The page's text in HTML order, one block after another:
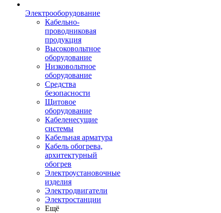
Электрооборудование
Кабельно-
проводниковая
продукция
Высоковольтное
оборудование
Низковольтное
оборудование
Средства
безопасности
Щитовое
оборудование
Кабеленесущие
системы
Кабельная арматура
Кабель обогрева,
архитектурный
обогрев
Электроустановочные
изделия
Электродвигатели
Электростанции
Ещё